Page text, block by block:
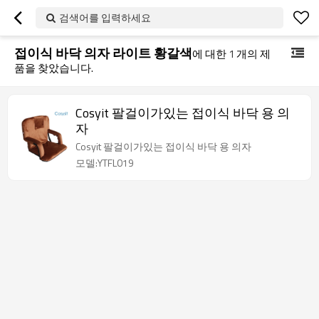
검색어를 입력하세요
접이식 바닥 의자 라이트 황갈색에 대한 1 개의 제
품을 찾았습니다.
Cosyit 팔걸이가있는 접이식 바닥 용 의
자
Cosyit 팔걸이가있는 접이식 바닥 용 의자
모델:YTFL019